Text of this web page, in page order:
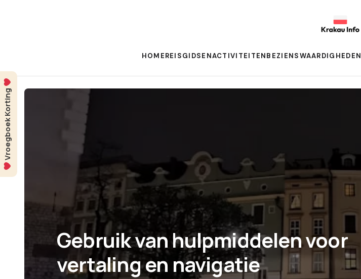
HOMEREISGIDSENACTIVITEITENBEZIENSWAARDIGHEDEN
Gebruik van hulpmiddelen voor
vertaling en navigatie
Vroegboek Korting